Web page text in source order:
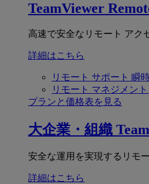
TeamViewer
高速で安全なリモート アク
詳細はこちら
リモート サポート 瞬
リモート マネジメント
プランと価格表を見る
大企業・組織
安全な運用を実現するリモー
詳細はこちら